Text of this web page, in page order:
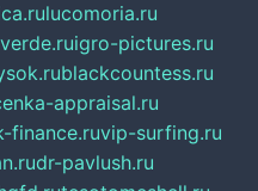
lucomoria.ru
igro-pictures.ru
blackcountess.ru
appraisal.ru
finance.ruvip-surfing.ru
dr-pavlush.ru